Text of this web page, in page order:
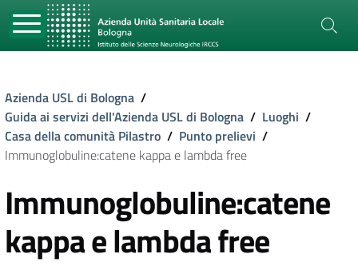
Azienda USL di Bologna /
Guida ai servizi dell'Azienda USL di Bologna / Luoghi /
Casa della comunità Pilastro / Punto prelievi /
Immunoglobuline:catene kappa e lambda free
Immunoglobuline:catene
kappa e lambda free